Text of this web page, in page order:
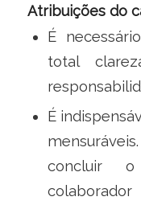
Atribuições do
É
total
É
concluir